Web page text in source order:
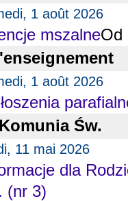
1 août 2026
mszalneOd
1 août 2026
Św.
11 mai 2026
dla
(nr 3)